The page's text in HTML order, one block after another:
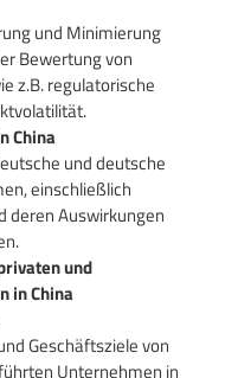
und Minimierung
Bewertung von
z.B. regulatorische
China
und deutsche
einschließlich
deren Auswirkungen
und
in China
Geschäftsziele von
Unternehmen in